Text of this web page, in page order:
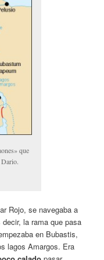
que
Rojo, se navegaba a
la rama que pasa
en Bubastis,
lagos Amargos. Era